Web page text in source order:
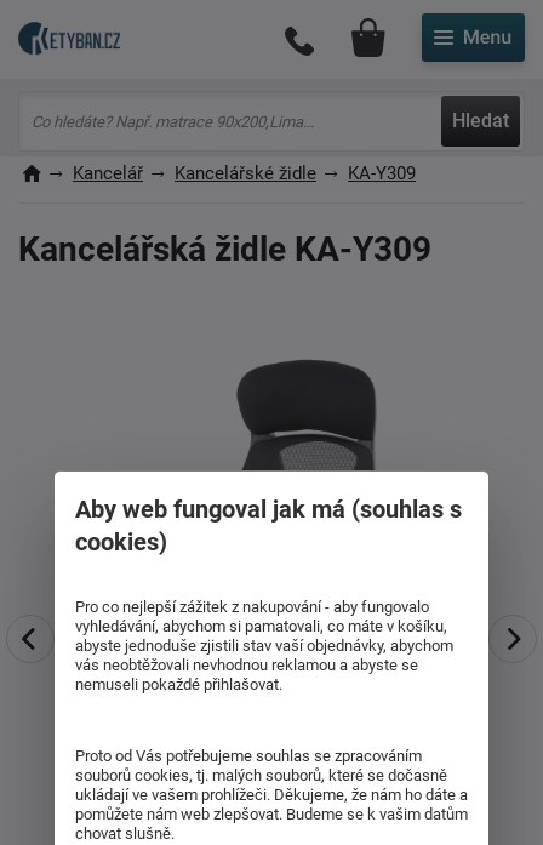
Hledat
Můj účet
Kancelář Kancelářské židle KA-Y309
Kancelářská židle KA-Y309
Aby web fungoval jak má (souhlas s
cookies)
Pro co nejlepší zážitek z nakupování - aby fungovalo
vyhledávání, abychom si pamatovali, co máte v košíku,
abyste jednoduše zjistili stav vaší objednávky, abychom
vás neobtěžovali nevhodnou reklamou a abyste se
nemuseli pokaždé přihlašovat.
Proto od Vás potřebujeme souhlas se zpracováním
souborů cookies, tj. malých souborů, které se dočasně
ukládají ve vašem prohlížeči. Děkujeme, že nám ho dáte a
pomůžete nám web zlepšovat. Budeme se k vašim datům
chovat slušně.